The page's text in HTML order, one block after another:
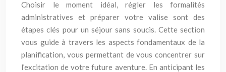
Choisir le moment idéal, régler les formalités
administratives et préparer votre valise sont des
étapes clés pour un séjour sans soucis. Cette section
vous guide à travers les aspects fondamentaux de la
planification, vous permettant de vous concentrer sur
l’excitation de votre future aventure. En anticipant les